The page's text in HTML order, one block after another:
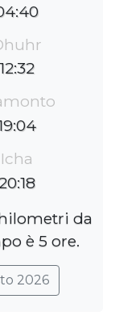
12:32
Icha
da
è 5 ore.
2026